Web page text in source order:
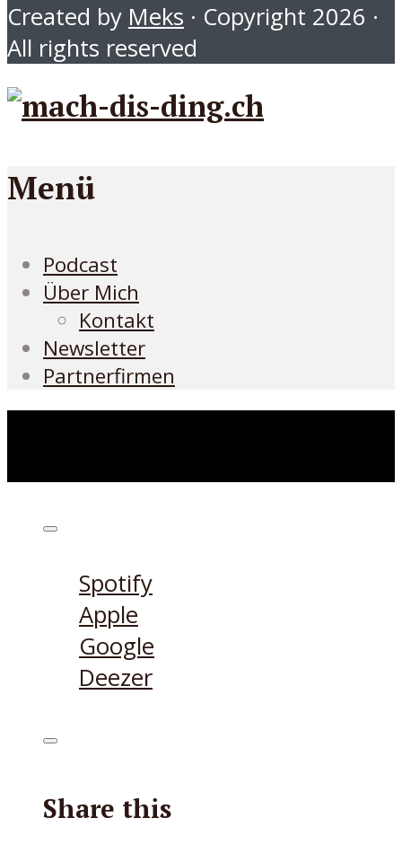
Created by Meks · Copyright 2026 ·
All rights reserved
Menü
Podcast
Über Mich
Kontakt
Newsletter
Partnerfirmen
Spotify
Apple
Google
Deezer
Share this